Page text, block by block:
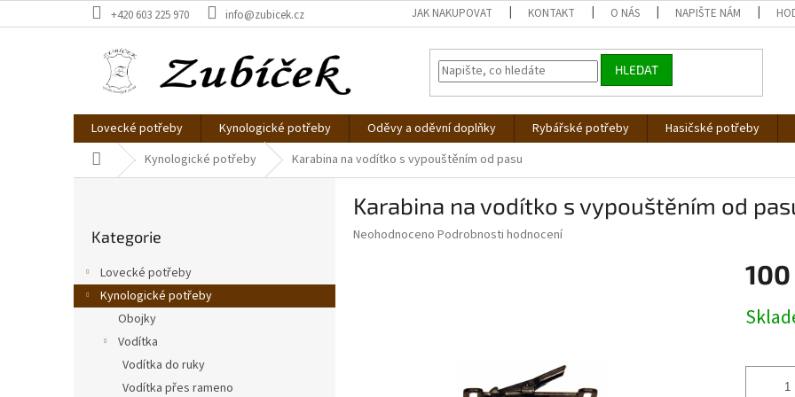
na
+420 603 225 970 info@zubicek.cz JAK NAKUPOVAT KONTAKT O NÁS NAPIŠTE NÁM
HLEDAT
Lovecké potřeby Kynologické potřeby Oděvy a oděvní doplňky Rybářské potřeby Hasičské potřeby
Domů Kynologické potřeby Karabina na vodítko s vypouštěním od pasu
a
n
kategorie
Kategorie
Lovecké potřeby
Kynologické potřeby
Obojky
Vodítka
Vodítka do ruky
Vodítka přes rameno
Karabina na vodítko s vypouštěním od
Průměrné
Neohodnoceno Podrobnosti hodnocení
100
cena: